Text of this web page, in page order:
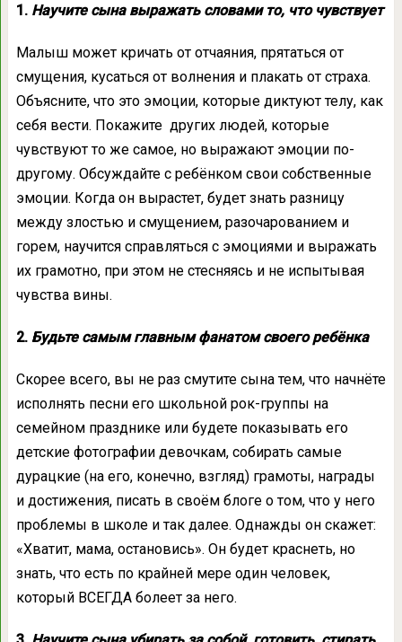
1. Научите сына выражать словами то, что чувствует
Малыш может кричать от отчаяния, прятаться от
смущения, кусаться от волнения и плакать от страха.
Объясните, что это эмоции, которые диктуют телу, как
себя вести. Покажите других людей, которые
чувствуют то же самое, но выражают эмоции по-
другому. Обсуждайте с ребёнком свои собственные
эмоции. Когда он вырастет, будет знать разницу
между злостью и смущением, разочарованием и
горем, научится справляться с эмоциями и выражать
их грамотно, при этом не стесняясь и не испытывая
чувства вины.
2. Будьте самым главным фанатом своего ребёнка
Скорее всего, вы не раз смутите сына тем, что начнёте
исполнять песни его школьной рок-группы на
семейном празднике или будете показывать его
детские фотографии девочкам, собирать самые
дурацкие (на его, конечно, взгляд) грамоты, награды
и достижения, писать в своём блоге о том, что у него
проблемы в школе и так далее. Однажды он скажет:
«Хватит, мама, остановись». Он будет краснеть, но
знать, что есть по крайней мере один человек,
который ВСЕГДА болеет за него.